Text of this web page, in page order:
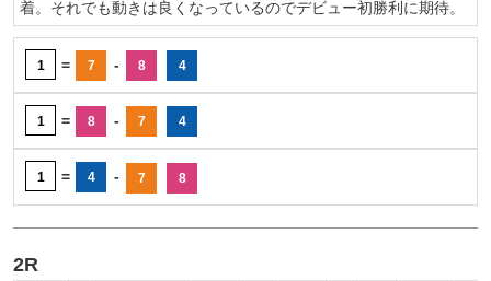
着。それでも動きは良くなっているのでデビュー初勝利に期待。
1 = 7 - 8 4
1 = 8 - 7 4
1 = 4 - 7 8
2R